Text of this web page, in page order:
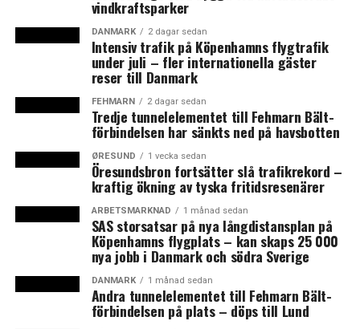
Ras för Dansk Folkeparti och framgång för regerande
Venstre i EU-valet
Avståndet mellan röd och blåa blocket ökar inför
folketingsvalet – och Dansk Folkeparti fortsätter tappa
väljare
vindkraftsparker
DANMARK 2 dagar sedan
Intensiv trafik på Köpenhamns flygtrafik
under juli – fler internationella gäster
reser till Danmark
FEHMARN 2 dagar sedan
Tredje tunnelelementet till Fehmarn Bält-
förbindelsen har sänkts ned på havsbotten
ØRESUND 1 vecka sedan
Öresundsbron fortsätter slå trafikrekord –
kraftig ökning av tyska fritidsresenärer
ARBETSMARKNAD 1 månad sedan
SAS storsatsar på nya långdistansplan på
Köpenhamns flygplats – kan skaps 25 000
nya jobb i Danmark och södra Sverige
DANMARK 1 månad sedan
Andra tunnelelementet till Fehmarn Bält-
förbindelsen på plats – döps till Lund